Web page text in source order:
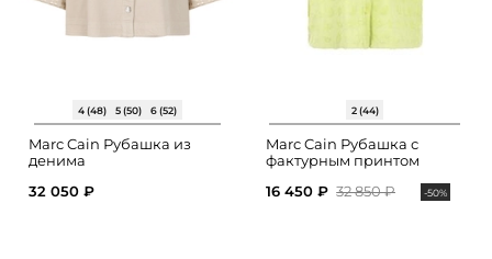
4 (48) 5 (50) 6 (52)
Marc Cain Рубашка из
денима
32 050 ₽
2 (44)
Marc Cain Рубашка с
фактурным принтом
16 450 ₽ 32 850 ₽ -50%